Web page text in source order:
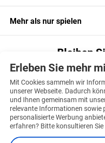
Erleben Sie mehr
Mit Cookies sammeln wir
unserer Webseite. Dadurch
und Ihnen gemeinsam mit
relevante Informationen sowie
personalisierte Werbung
erfahren? Bitte konsultieren
Mehr als nur spielen
Bleiben
Laden Sie
Finden